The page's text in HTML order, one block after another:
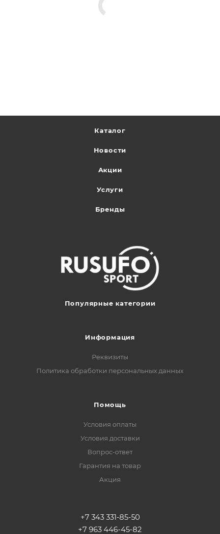
Каталог
Новости
Акции
Услуги
Бренды
Популярные категории
Информация
Реквизиты
Политика обработки персональных данных
Помощь
Условия оплаты
Условия доставки
Вопрос-ответ
Гарантия на товар
Акция
+7 343 331-85-50
+7 963 446-45-82